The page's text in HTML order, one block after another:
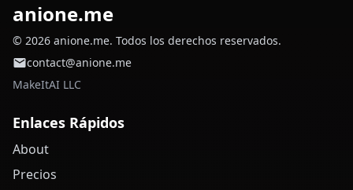
anione.me
© 2026 anione.me. Todos los derechos reservados.
contact@anione.me
MakeItAI LLC
Enlaces Rápidos
About
Precios